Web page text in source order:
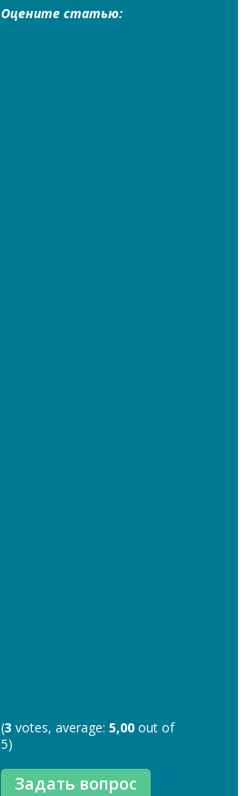
Оцените статью:
(3 votes, average: 5,00out of
5)